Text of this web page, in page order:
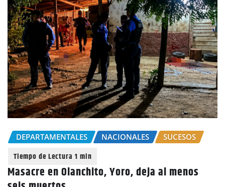
DEPARTAMENTALES NACIONALES SUCESOS
Masacre en Olanchito, Yoro, deja al menos